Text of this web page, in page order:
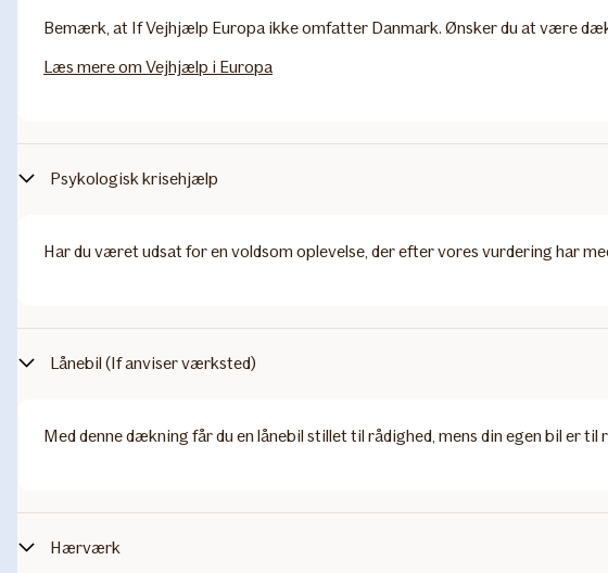
Bemærk, at If Vejhjælp Europa ikke omfatter Danmark. Ønsker du at være
Læs mere om Vejhjælp i Europa
Psykologisk krisehjælp
Har du været udsat for en voldsom oplevelse, der efter vores vurdering har
Lånebil (If anviser værksted)​
Med denne dækning får du en lånebil stillet til rådighed, mens din egen bil er
Hærværk